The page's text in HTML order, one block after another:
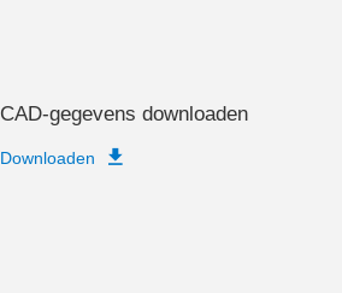
CAD-gegevens downloaden
Downloaden